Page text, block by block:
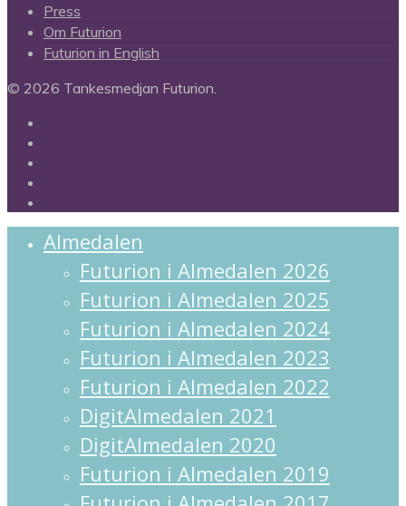
Press
Om Futurion
Futurion in English
© 2026 Tankesmedjan Futurion.
Almedalen
Futurion i Almedalen 2026
Futurion i Almedalen 2025
Futurion i Almedalen 2024
Futurion i Almedalen 2023
Futurion i Almedalen 2022
DigitAlmedalen 2021
DigitAlmedalen 2020
Futurion i Almedalen 2019